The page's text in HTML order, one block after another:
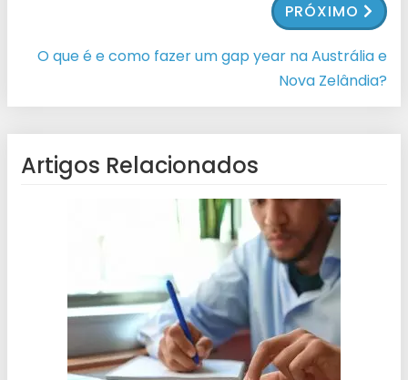
PRÓXIMO
O que é e como fazer um gap year na Austrália e
Nova Zelândia?
Artigos Relacionados